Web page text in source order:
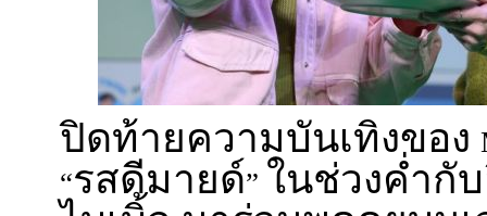
ปิดท้ายความบันเทิงของ
“รสดีมายด์” ในช่วงค่ำกั